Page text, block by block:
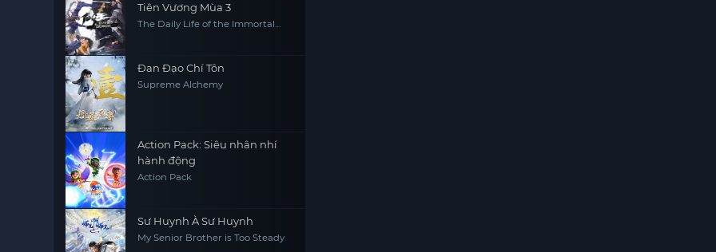
Tiên Vương Mùa 3
The Daily Life of the Immortal
Đan Đạo Chí Tôn
Supreme Alchemy
Action Pack: Siêu nhân nhí
hành động
Action Pack
Sư Huynh À Sư Huynh
My Senior Brother is Too Steady